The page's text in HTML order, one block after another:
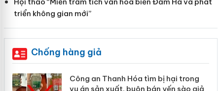
triển không gian mới”
Chống hàng giả
trong
giả
Lào Cai xử lý 83 vụ vi phạm thương
mại trong tháng 7